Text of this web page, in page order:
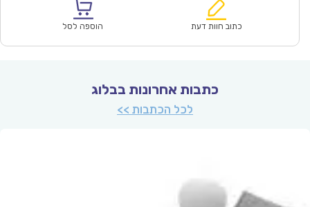
₪64.00.
הוא:
כתוב חוות דעת הוספה לסל
כתבות אחרונות בבלוג
לכל הכתבות >>